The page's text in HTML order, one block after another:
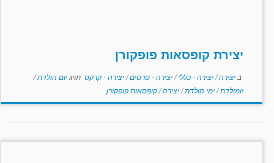
יצירת קופסאות פופקורן
ב יצירה/יצירה - כללי/יצירה - סרטים/יצירה - קרקס תויגיום הולדת/
יומולדת/ימי הולדת/יצירה/קופסאות פופקורן